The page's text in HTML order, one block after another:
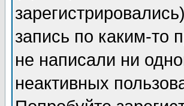
запись по каким-то
не написали ни
неактивных